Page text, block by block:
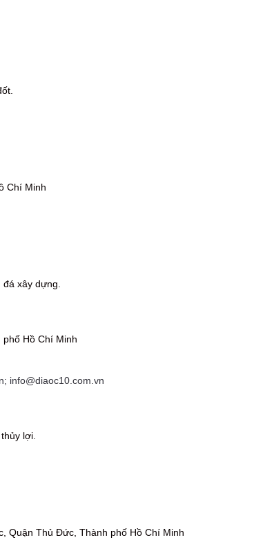
Chí Minh
xây dựng.
Hồ Chí Minh
info@diaoc10.com.vn
lợi.
Quận Thủ Đức, Thành phố Hồ Chí Minh